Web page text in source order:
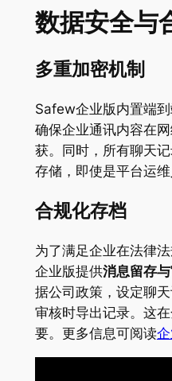
数据安全与
多重加密机制
Safew企业版内置端
确保企业通讯内容在
获。同时，所有聊天
存储，即使是平台运
合规化存档
为了满足企业在法律
企业版提供消息留存
据公司政策，设定聊
审核时导出记录。这
要。更多信息可阅读